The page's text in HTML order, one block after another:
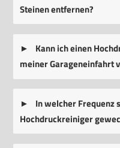
Steinen entfernen?
Kann ich einen
meiner Garageneinfahrt
In welcher Frequenz
Hochdruckreiniger